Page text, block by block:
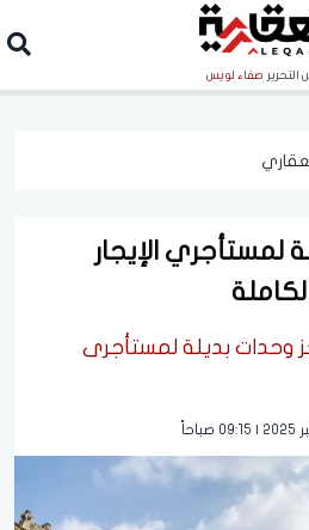
التحرير صفاء لويس
لمستأجري الإيجار
وحدات بديلة لمستأجرى